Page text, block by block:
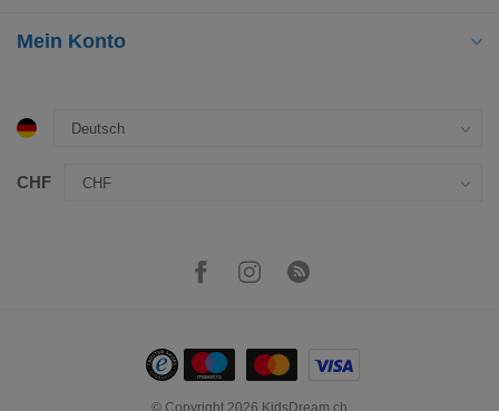
Mein Konto
CHF
© Copyright 2026 KidsDream.ch